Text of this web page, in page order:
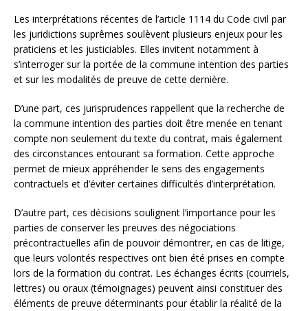
Les interprétations récentes de l’article 1114 du Code civil par
les juridictions suprêmes soulèvent plusieurs enjeux pour les
praticiens et les justiciables. Elles invitent notamment à
s’interroger sur la portée de la commune intention des parties
et sur les modalités de preuve de cette dernière.
D’une part, ces jurisprudences rappellent que la recherche de
la commune intention des parties doit être menée en tenant
compte non seulement du texte du contrat, mais également
des circonstances entourant sa formation. Cette approche
permet de mieux appréhender le sens des engagements
contractuels et d’éviter certaines difficultés d’interprétation.
D’autre part, ces décisions soulignent l’importance pour les
parties de conserver les preuves des négociations
précontractuelles afin de pouvoir démontrer, en cas de litige,
que leurs volontés respectives ont bien été prises en compte
lors de la formation du contrat. Les échanges écrits (courriels,
lettres) ou oraux (témoignages) peuvent ainsi constituer des
éléments de preuve déterminants pour établir la réalité de la